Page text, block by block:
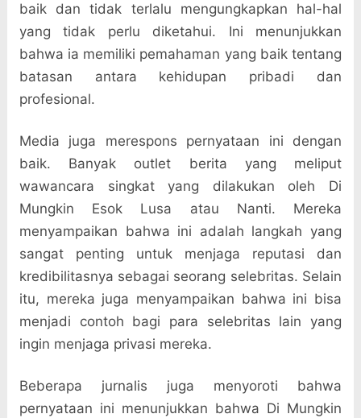
baik dan tidak terlalu mengungkapkan hal-hal
yang tidak perlu diketahui. Ini menunjukkan
bahwa ia memiliki pemahaman yang baik tentang
batasan antara kehidupan pribadi dan
profesional.
Media juga merespons pernyataan ini dengan
baik. Banyak outlet berita yang meliput
wawancara singkat yang dilakukan oleh Di
Mungkin Esok Lusa atau Nanti. Mereka
menyampaikan bahwa ini adalah langkah yang
sangat penting untuk menjaga reputasi dan
kredibilitasnya sebagai seorang selebritas. Selain
itu, mereka juga menyampaikan bahwa ini bisa
menjadi contoh bagi para selebritas lain yang
ingin menjaga privasi mereka.
Beberapa jurnalis juga menyoroti bahwa
pernyataan ini menunjukkan bahwa Di Mungkin